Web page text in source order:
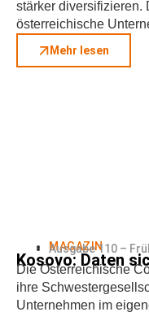
stärker diversifizieren.
österreichische
Mehr lesen
MAGAZIN
Ausgabe 110 –
Kosovo: Daten
Die Österreichische
ihre
Unternehmen im